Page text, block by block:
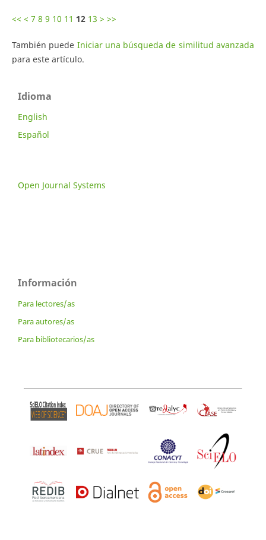
<< < 7 8 9 10 11 12 13 > >>
También puede Iniciar una búsqueda de similitud avanzada
para este artículo.
Idioma
English
Español
Open Journal Systems
Información
Para lectores/as
Para autores/as
Para bibliotecarios/as